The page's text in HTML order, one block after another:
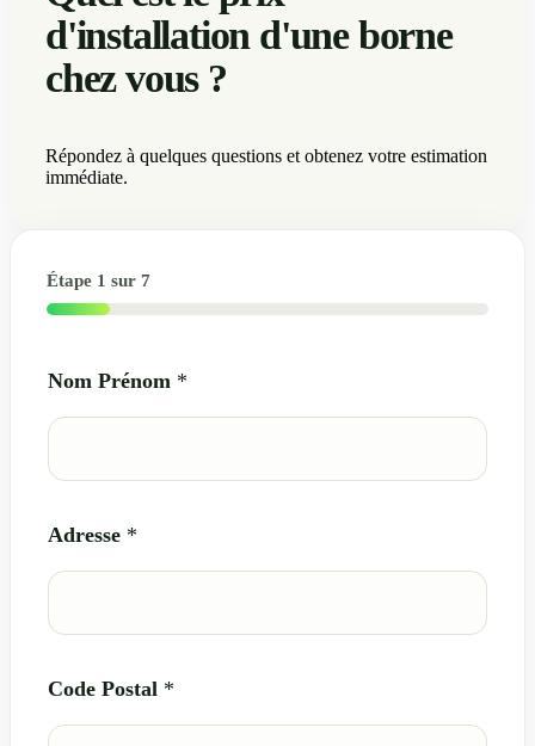
d'installation d'une borne
chez vous ?
Répondez à quelques questions et obtenez votre estimation
immédiate.
Étape 1 sur 7
o
t
e
Nom Prénom *
Adresse *
Code Postal *